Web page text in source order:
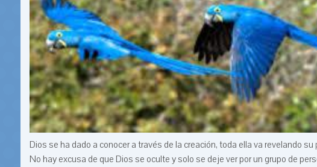
Dios se ha dado a conocer a través de la creación, toda ella va revelando su
No hay excusa de que Dios se oculte y solo se deje ver por un grupo de